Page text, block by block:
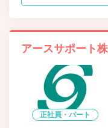
アースサポート
正社員・パート